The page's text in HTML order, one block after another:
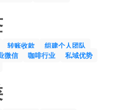
转账收款
组建个人团队
微信 咖啡行业
私域优势